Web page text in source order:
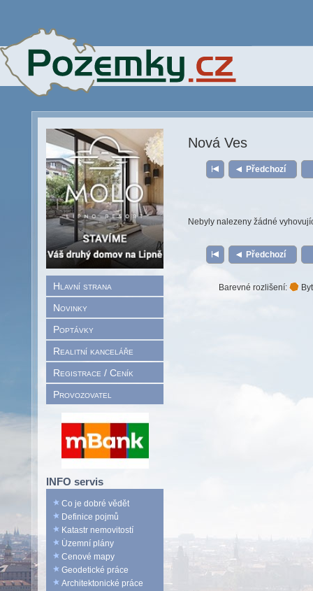
Hlavní strana
Novinky
Poptávky
Realitní kanceláře
Registrace / Ceník
Provozovatel
INFO servis
Co je dobré vědět
Definice pojmů
Katastr nemovitostí
Územní plány
Cenové mapy
Geodetické práce
Architektonické práce
Nová Ves
Předchozí
Nebyly nalezeny žádné
Předchozí
Barevné rozlišení: